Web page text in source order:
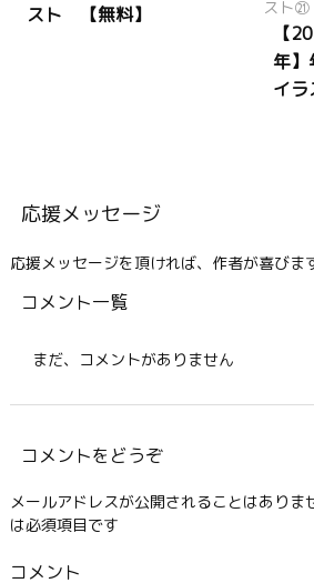
スト 【無料】
【
年】
イラ
応援メッセージ
応援メッセージを頂ければ、作者が喜びま
コメント一覧
まだ、コメントがありません
コメントをどうぞ
メールアドレスが公開されることはありま
は必須項目です
コメント